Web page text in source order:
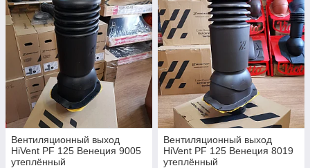
Вентиляционный выход
HiVent PF 125 Венеция 9005
утеплённый
Вентиляционный выход
HiVent PF 125 Венеция 8019
утеплённый